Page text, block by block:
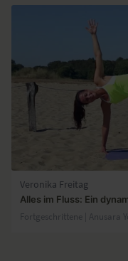
Veronika Freitag
Alles im Fluss: Ein
Fortgeschrittene | Anusara